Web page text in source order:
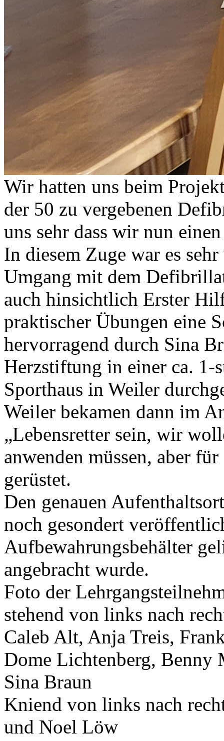
Wir hatten uns beim
der 50 zu vergebenen
uns sehr dass wir nun
In diesem Zuge war es
Umgang mit dem
auch hinsichtlich Erster
praktischer Übungen eine
hervorragend durch Sina
Herzstiftung in einer ca.
Sporthaus in Weiler
Weiler bekamen dann im
„Lebensretter sein, wir
anwenden müssen, aber
gerüstet.
Den genauen
noch gesondert
Aufbewahrungsbehälter
angebracht wurde.
Foto der
stehend von links nach
Caleb Alt, Anja Treis,
Dome Lichtenberg,
Sina Braun
Kniend von links nach
und Noel Löw